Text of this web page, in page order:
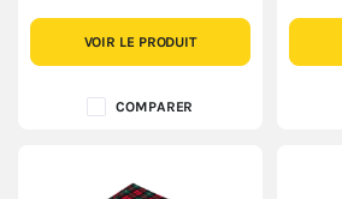
VOIR LE PRODUIT
COMPARER